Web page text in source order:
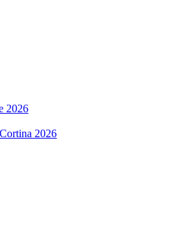
2026
2026